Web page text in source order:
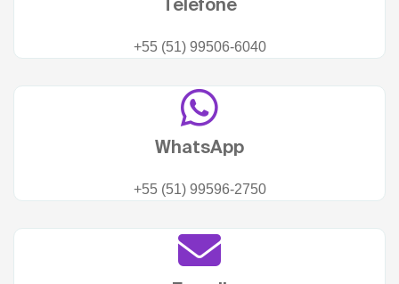
+55 (51) 99506-6040
WhatsApp
+55 (51) 99596-2750